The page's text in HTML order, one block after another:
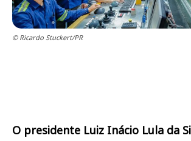
© Ricardo Stuckert/PR
O presidente Luiz Inácio Lula da